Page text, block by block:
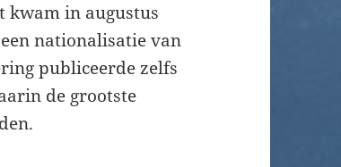
kwam in augustus
nationalisatie van
publiceerde zelfs
de grootste